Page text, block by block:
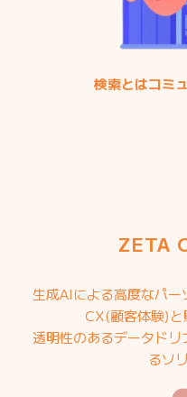
検索とはコミ
ZETA
生成AIによる高度なパ
CX(顧客体験)と
透明性のあるデータド
るソ